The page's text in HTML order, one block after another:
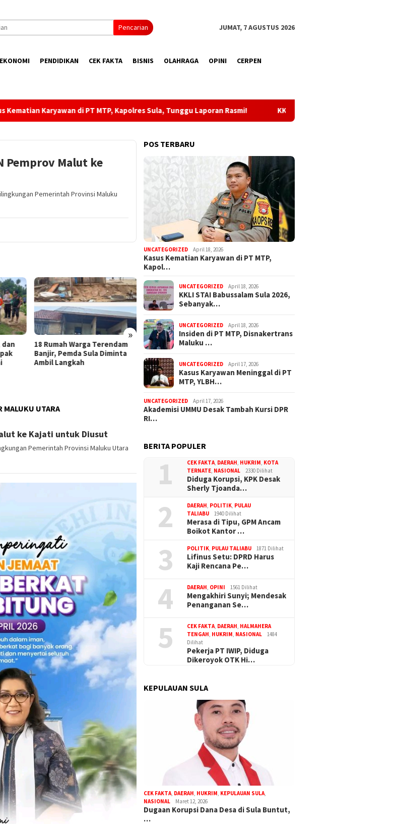
Pencarian JUMAT, 7 AGUSTUS 2026
EKONOMI PENDIDIKAN CEK FAKTA BISNIS OLAHRAGA OPINI CERPEN
MTP, Kapolres Sula, Tunggu Laporan Rasmi! KKLI STAI Babussalam Sula 2026, Sebanyak 65 Mahasiswa
Pemprov Malut ke
Pemerintah Provinsi Maluku
»
Balas Serangan Israel, Rudal
Khorramshahr-4 Iran Hantam
Bandara Ben Gurion dan
GMNI Malut Apresiasi Gerak
Cepat Polres Haltim Tangani
Dugaan Teror OTK di Lakoda
Desak Kajagung RI Evaluasi
Kajati Malut
MALUKU UTARA
ke Kajati untuk Diusut
Pemerintah Provinsi Maluku Utara
POS TERBARU
UNCATEGORIZED April 18, 2026
Kasus Kematian Karyawan di PT MTP,
Kapol…
UNCATEGORIZED April 18, 2026
KKLI STAI Babussalam Sula 2026,
Sebanyak…
UNCATEGORIZED April 18, 2026
Insiden di PT MTP, Disnakertrans
Maluku …
UNCATEGORIZED April 17, 2026
Kasus Karyawan Meninggal di PT
MTP, YLBH…
UNCATEGORIZED April 17, 2026
Akademisi UMMU Desak Tambah Kursi DPR
RI…
BERITA POPULER
1 CEK FAKTA DAERAH HUKRIM KOTA
TERNATE NASIONAL 2330 Dilihat
Diduga Korupsi, KPK Desak
Sherly Tjoanda…
2 DAERAH POLITIK PULAU
TALIABU
1940 Dilihat
Merasa di Tipu, GPM Ancam
Boikot Kantor …
3 POLITIK PULAU TALIABU 1871 Dilihat
Lifinus Setu: DPRD Harus
Kaji Rencana Pe…
4 DAERAH OPINI 1561 Dilihat
Mengakhiri Sunyi; Mendesak
Penanganan Se…
5 CEK FAKTA DAERAH HALMAHERA
TENGAH HUKRIM NASIONAL
1484
Dilihat
Pekerja PT IWIP, Diduga
Dikeroyok OTK Hi…
KEPULAUAN SULA
CEK FAKTA DAERAH HUKRIM KEPULAUAN SULA
NASIONAL
Maret 12, 2026
Dugaan Korupsi Dana Desa di Sula Buntut,
…